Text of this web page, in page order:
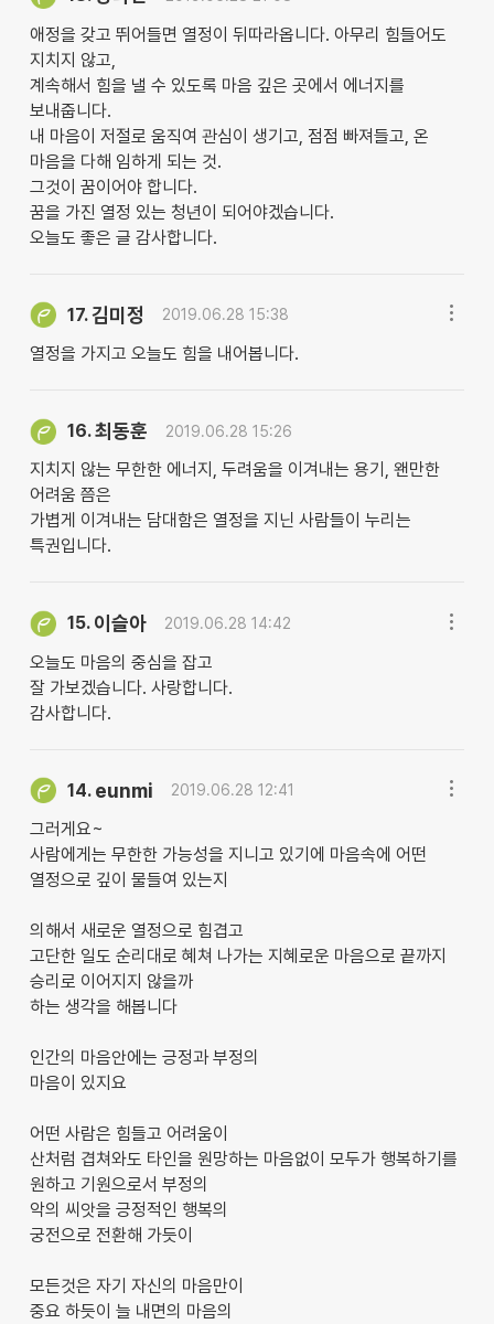
애정을 갖고 뛰어들면 열정이 뒤따라옵니다. 아무리 힘들어도
지치지 않고,
계속해서 힘을 낼 수 있도록 마음 깊은 곳에서 에너지를
보내줍니다.
내 마음이 저절로 움직여 관심이 생기고, 점점 빠져들고, 온
마음을 다해 임하게 되는 것.
그것이 꿈이어야 합니다.
꿈을 가진 열정 있는 청년이 되어야겠습니다.
오늘도 좋은 글 감사합니다.
17.김미정 2019.06.28 15:38
열정을 가지고 오늘도 힘을 내어봅니다.
16.최동훈 2019.06.28 15:26
지치지 않는 무한한 에너지, 두려움을 이겨내는 용기, 왠만한
어려움 쯤은
가볍게 이겨내는 담대함은 열정을 지닌 사람들이 누리는
특권입니다.
15. 이슬아 2019.06.28 14:42
오늘도 마음의 중심을 잡고
잘 가보겠습니다. 사랑합니다.
감사합니다.
14. eunmi 2019.06.28 12:41
그러게요~
사람에게는 무한한 가능성을 지니고 있기에 마음속에 어떤
열정으로 깊이 물들여 있는지
의해서 새로운 열정으로 힘겹고
고단한 일도 순리대로 혜쳐 나가는 지혜로운 마음으로 끝까지
승리로 이어지지 않을까
하는 생각을 해봅니다
인간의 마음안에는 긍정과 부정의
마음이 있지요
어떤 사람은 힘들고 어려움이
산처럼 겹쳐와도 타인을 원망하는 마음없이 모두가 행복하기를
원하고 기원으로서 부정의
악의 씨앗을 긍정적인 행복의
궁전으로 전환해 가듯이
모든것은 자기 자신의 마음만이
중요 하듯이 늘 내면의 마음의